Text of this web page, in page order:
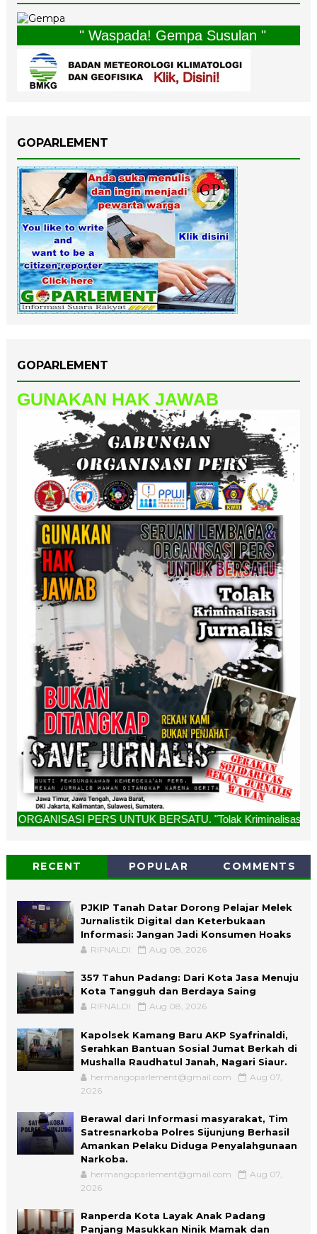
" Waspada! Gempa Susulan "
GOPARLEMENT
GOPARLEMENT
GUNAKAN HAK JAWAB
PERS UNTUK BERSATU. "Tolak Kriminalisasi Jurnalis,
RECENT POPULAR COMMENTS
PJKIP Tanah Datar Dorong Pelajar Melek
Jurnalistik Digital dan Keterbukaan
Informasi: Jangan Jadi Konsumen Hoaks
RIFNALDI Aug 08, 2026
357 Tahun Padang: Dari Kota Jasa Menuju
Kota Tangguh dan Berdaya Saing
RIFNALDI Aug 08, 2026
Kapolsek Kamang Baru AKP Syafrinaldi,
Serahkan Bantuan Sosial Jumat Berkah di
Mushalla Raudhatul Janah, Nagari Siaur.
hermangoparlement@gmail.com
Aug 07,
2026
Berawal dari Informasi masyarakat, Tim
Satresnarkoba Polres Sijunjung Berhasil
Amankan Pelaku Diduga Penyalahgunaan
Narkoba.
hermangoparlement@gmail.com
Aug 07,
2026
Ranperda Kota Layak Anak Padang
Panjang Masukkan Ninik Mamak dan